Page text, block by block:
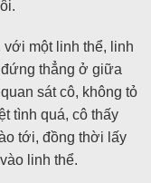
với một linh thể, linh
đứng thẳng ở giữa
sát cô, không tỏ
tình quá, cô thấy
tới, đồng thời lấy
linh thể.